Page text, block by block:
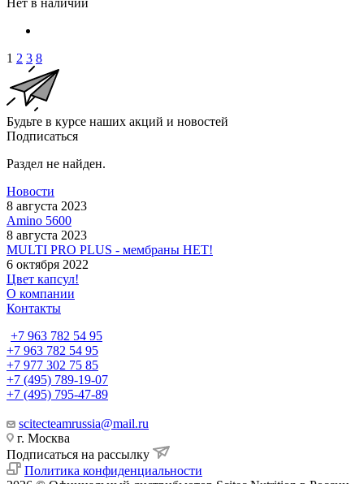
Нет в наличии
1 2 3 8
Будьте в курсе наших акций и новостей
Подписаться
Раздел не найден.
Новости
8 августа 2023
Amino 5600
8 августа 2023
MULTI PRO PLUS - мембраны НЕТ!
6 октября 2022
Цвет капсул!
О компании
Контакты
+7 963 782 54 95
+7 963 782 54 95
+7 977 302 75 85
+7 (495) 789-19-07
+7 (495) 795-47-89
scitecteamrussia@mail.ru
г. Москва
Подписаться на рассылку
Политика конфиденциальности